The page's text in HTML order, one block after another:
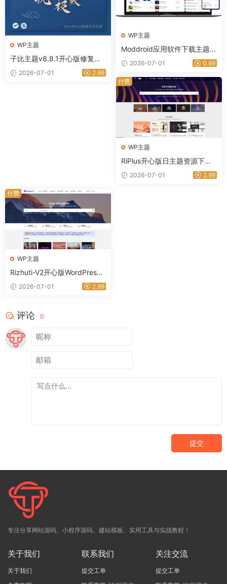
WP主题
子比主题v8.8.1开心版修复版
本｜星途资源网
2026-07-01 2.99
WP主题
Moddroid应用软件下载主题高
级版带博客系统 9.5
2026-07-01 0.99
WP主题
RiPlus开心版日主题资源下载
知识付费资源
2026-07-01 2.99
付费
WP主题
Rizhuti-V2开心版WordPress
主题2026-07-01 2.99
付费
评论 0
提交
专注分享网站源码、小程序源码、建站模板、实用工具与实战教程！
关于我们
关于我们
联系我们
提交工单
关注交流
提交工单